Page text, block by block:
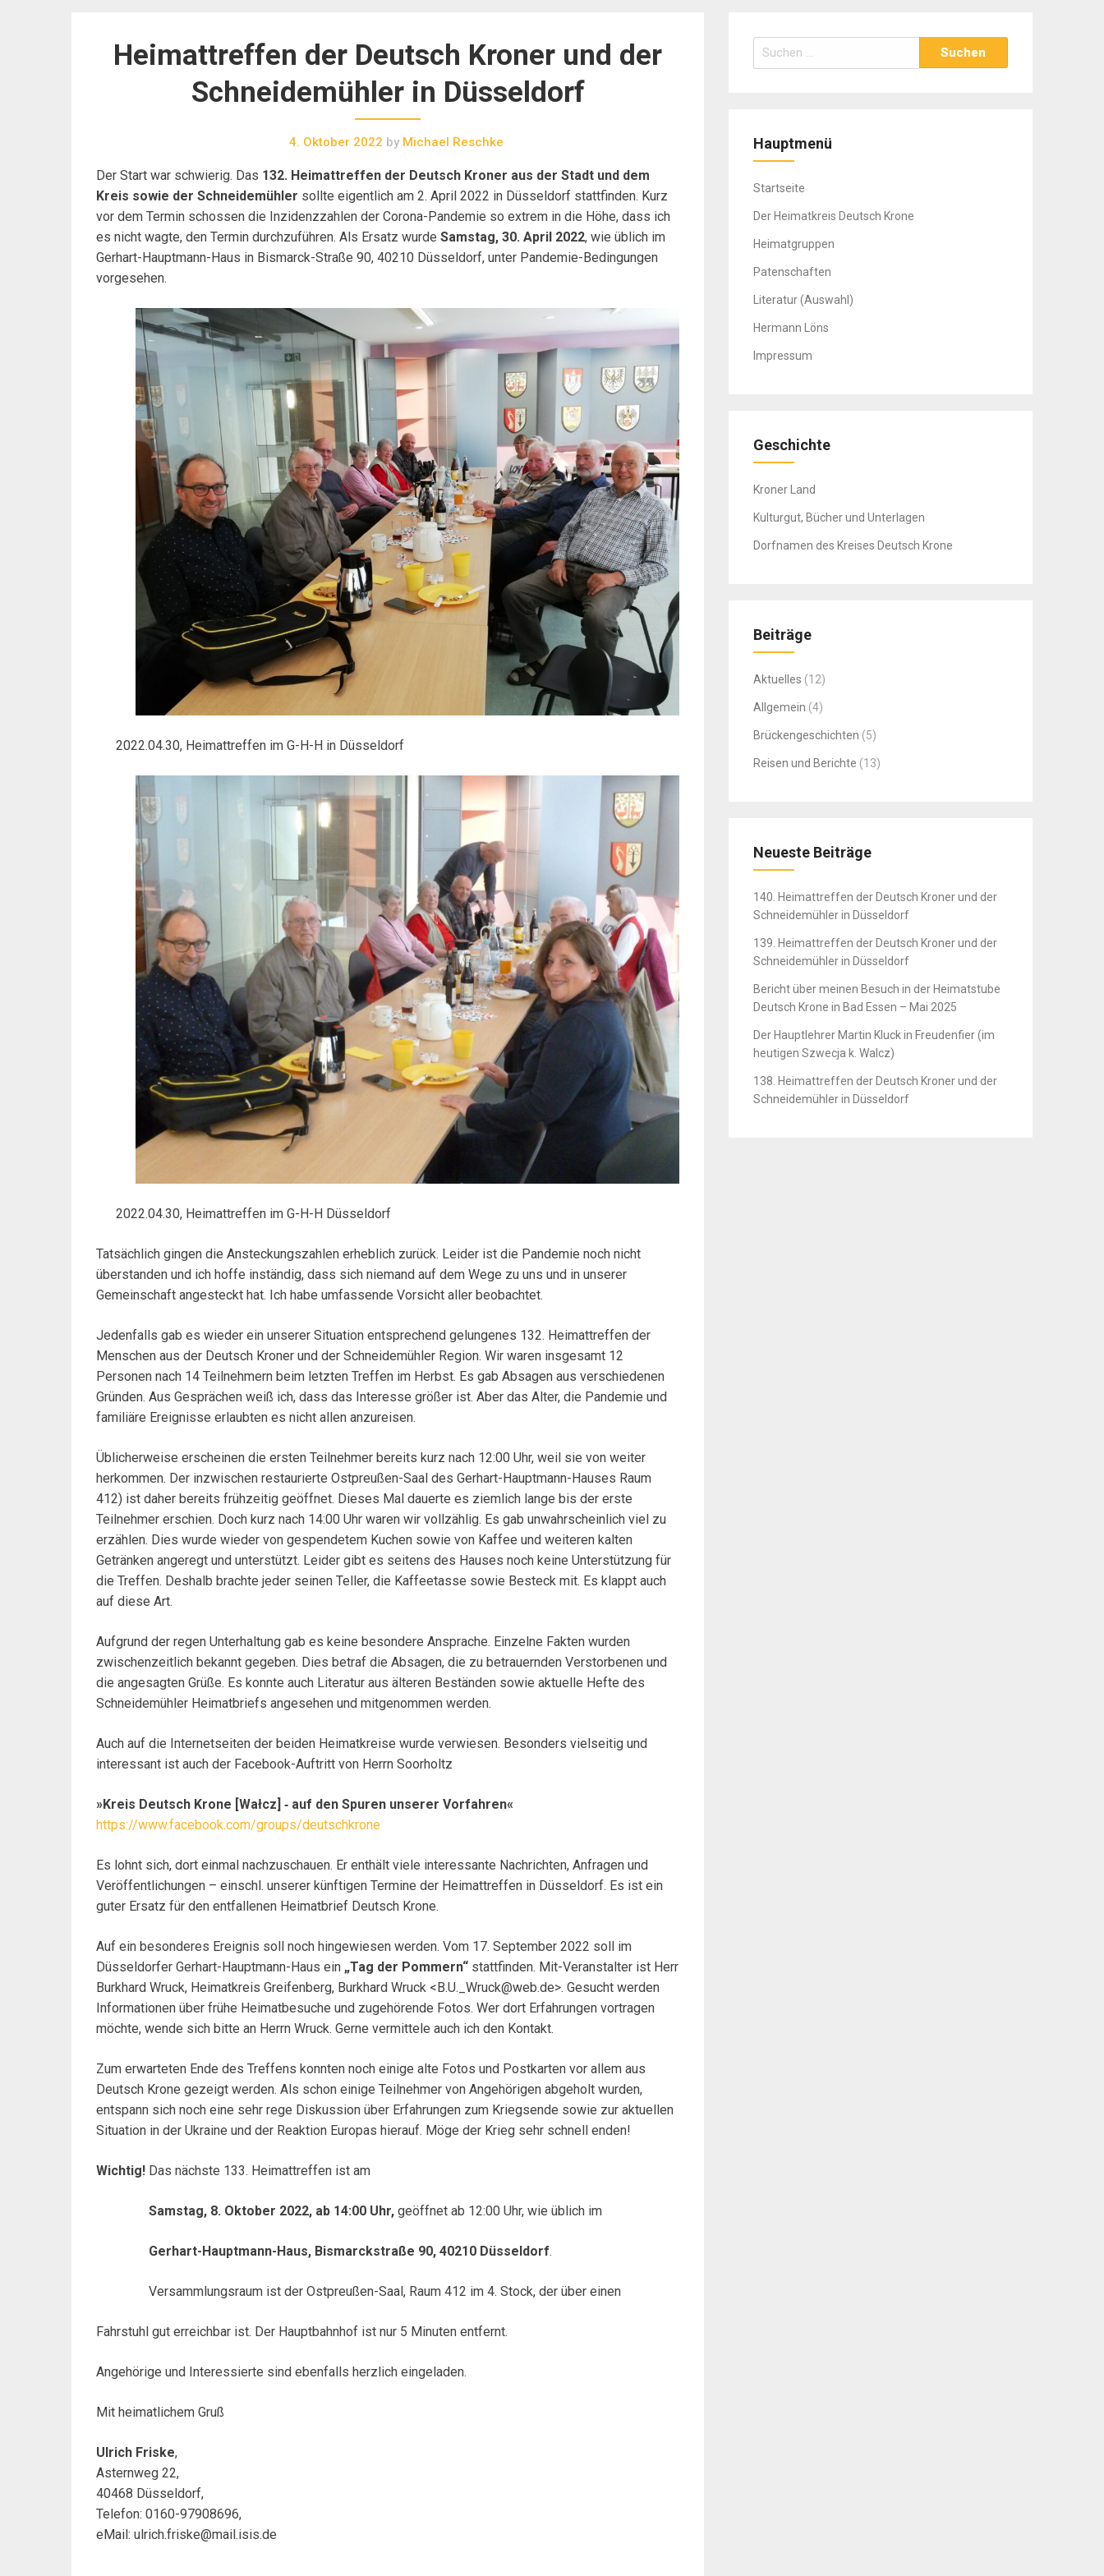
Heimattreffen der Deutsch Kroner und der
Schneidemühler in Düsseldorf
4. Oktober 2022 byMichael Reschke
Der Start war schwierig. Das 132. Heimattreffen der Deutsch Kroner aus der Stadt und dem
Kreis sowie der Schneidemühler sollte eigentlich am 2. April 2022 in Düsseldorf stattfinden. Kurz
vor dem Termin schossen die Inzidenzzahlen der Corona-Pandemie so extrem in die Höhe, dass ich
es nicht wagte, den Termin durchzuführen. Als Ersatz wurde Samstag, 30. April 2022, wie üblich im
Gerhart-Hauptmann-Haus in Bismarck-Straße 90, 40210 Düsseldorf, unter Pandemie-Bedingungen
vorgesehen.
2022.04.30, Heimattreffen im G-H-H in Düsseldorf
2022.04.30, Heimattreffen im G-H-H Düsseldorf
Tatsächlich gingen die Ansteckungszahlen erheblich zurück. Leider ist die Pandemie noch nicht
überstanden und ich hoffe inständig, dass sich niemand auf dem Wege zu uns und in unserer
Gemeinschaft angesteckt hat. Ich habe umfassende Vorsicht aller beobachtet.
Jedenfalls gab es wieder ein unserer Situation entsprechend gelungenes 132. Heimattreffen der
Menschen aus der Deutsch Kroner und der Schneidemühler Region. Wir waren insgesamt 12
Personen nach 14 Teilnehmern beim letzten Treffen im Herbst. Es gab Absagen aus verschiedenen
Gründen. Aus Gesprächen weiß ich, dass das Interesse größer ist. Aber das Alter, die Pandemie und
familiäre Ereignisse erlaubten es nicht allen anzureisen.
Üblicherweise erscheinen die ersten Teilnehmer bereits kurz nach 12:00 Uhr, weil sie von weiter
herkommen. Der inzwischen restaurierte Ostpreußen-Saal des Gerhart-Hauptmann-Hauses Raum
412) ist daher bereits frühzeitig geöffnet. Dieses Mal dauerte es ziemlich lange bis der erste
Teilnehmer erschien. Doch kurz nach 14:00 Uhr waren wir vollzählig. Es gab unwahrscheinlich viel zu
erzählen. Dies wurde wieder von gespendetem Kuchen sowie von Kaffee und weiteren kalten
Getränken angeregt und unterstützt. Leider gibt es seitens des Hauses noch keine Unterstützung für
die Treffen. Deshalb brachte jeder seinen Teller, die Kaffeetasse sowie Besteck mit. Es klappt auch
auf diese Art.
Aufgrund der regen Unterhaltung gab es keine besondere Ansprache. Einzelne Fakten wurden
zwischenzeitlich bekannt gegeben. Dies betraf die Absagen, die zu betrauernden Verstorbenen und
die angesagten Grüße. Es konnte auch Literatur aus älteren Beständen sowie aktuelle Hefte des
Schneidemühler Heimatbriefs angesehen und mitgenommen werden.
Auch auf die Internetseiten der beiden Heimatkreise wurde verwiesen. Besonders vielseitig und
interessant ist auch der Facebook-Auftritt von Herrn Soorholtz
»Kreis Deutsch Krone [Wałcz] ‐ auf den Spuren unserer Vorfahren«
https://www.facebook.com/groups/deutschkrone
Es lohnt sich, dort einmal nachzuschauen. Er enthält viele interessante Nachrichten, Anfragen und
Veröffentlichungen – einschl. unserer künftigen Termine der Heimattreffen in Düsseldorf. Es ist ein
guter Ersatz für den entfallenen Heimatbrief Deutsch Krone.
Auf ein besonderes Ereignis soll noch hingewiesen werden. Vom 17. September 2022 soll im
Düsseldorfer Gerhart-Hauptmann-Haus ein „Tag der Pommern“ stattfinden. Mit-Veranstalter ist Herr
Burkhard Wruck, Heimatkreis Greifenberg, Burkhard Wruck <B.U._Wruck@web.de>. Gesucht werden
Informationen über frühe Heimatbesuche und zugehörende Fotos. Wer dort Erfahrungen vortragen
möchte, wende sich bitte an Herrn Wruck. Gerne vermittele auch ich den Kontakt.
Zum erwarteten Ende des Treffens konnten noch einige alte Fotos und Postkarten vor allem aus
Deutsch Krone gezeigt werden. Als schon einige Teilnehmer von Angehörigen abgeholt wurden,
entspann sich noch eine sehr rege Diskussion über Erfahrungen zum Kriegsende sowie zur aktuellen
Situation in der Ukraine und der Reaktion Europas hierauf. Möge der Krieg sehr schnell enden!
Wichtig! Das nächste 133. Heimattreffen ist am
Samstag, 8. Oktober 2022, ab 14:00 Uhr, geöffnet ab 12:00 Uhr, wie üblich im
Gerhart-Hauptmann-Haus, Bismarckstraße 90, 40210 Düsseldorf.
Versammlungsraum ist der Ostpreußen-Saal, Raum 412 im 4. Stock, der über einen
Fahrstuhl gut erreichbar ist. Der Hauptbahnhof ist nur 5 Minuten entfernt.
Angehörige und Interessierte sind ebenfalls herzlich eingeladen.
Mit heimatlichem Gruß
Ulrich Friske,
Asternweg 22,
40468 Düsseldorf,
Telefon: 0160-97908696,
eMail: ulrich.friske@mail.isis.de
Suchen
nach:
Hauptmenü
Startseite
Der Heimatkreis Deutsch Krone
Heimatgruppen
Patenschaften
Literatur (Auswahl)
Hermann Löns
Impressum
Geschichte
Kroner Land
Kulturgut, Bücher und Unterlagen
Dorfnamen des Kreises Deutsch Krone
Beiträge
Aktuelles (12)
Allgemein (4)
Brückengeschichten (5)
Reisen und Berichte (13)
Neueste Beiträge
140. Heimattreffen der Deutsch Kroner und der
Schneidemühler in Düsseldorf
139. Heimattreffen der Deutsch Kroner und der
Schneidemühler in Düsseldorf
Bericht über meinen Besuch in der Heimatstube
Deutsch Krone in Bad Essen – Mai 2025
Der Hauptlehrer Martin Kluck in Freudenfier (im
heutigen Szwecja k. Walcz)
138. Heimattreffen der Deutsch Kroner und der
Schneidemühler in Düsseldorf